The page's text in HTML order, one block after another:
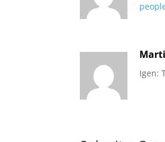
Igen: